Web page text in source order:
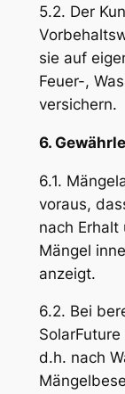
5.2. Der
sie auf
Feuer-,
versichern.
6.
6.1.
voraus,
nach
Mängel
anzeigt.
6.2. Bei
d.h. nach